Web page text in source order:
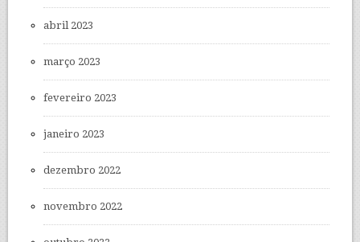
abril 2023
março 2023
fevereiro 2023
janeiro 2023
dezembro 2022
novembro 2022